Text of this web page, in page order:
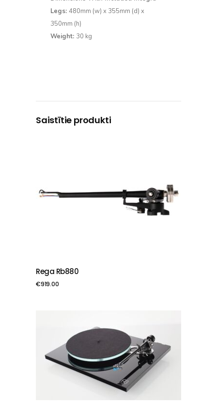
Legs: 480mm (w) x 355mm (d) x
350mm (h)
Weight: 30 kg
Saistītie produkti
PIEVIENOT GROZAM
Rega Rb880
€919.00